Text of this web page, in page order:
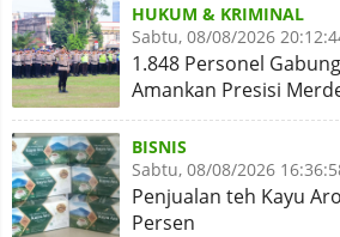
HUKUM & KRIMINAL
Sabtu, 08/08/2026
1.848 Personel
Amankan Presisi
BISNIS
Sabtu, 08/08/2026
Penjualan teh Kayu
Persen